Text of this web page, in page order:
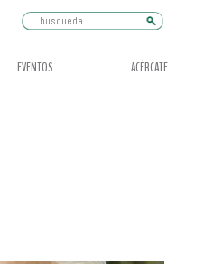
Busqueda
EVENTOS ACÉRCATE